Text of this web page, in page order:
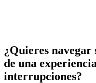
¿Quieres
de una
interrupciones?